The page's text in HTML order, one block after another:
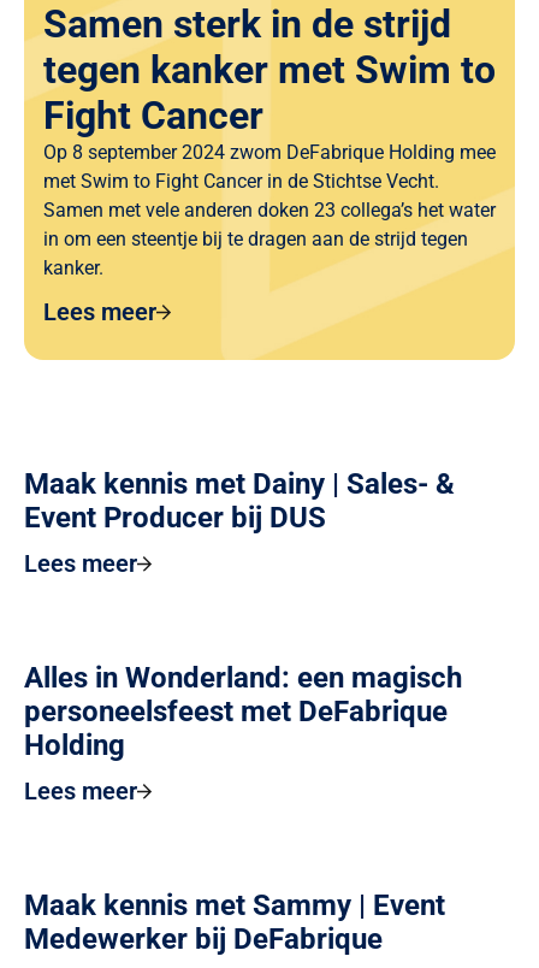
Samen sterk in de strijd
tegen kanker met Swim to
Fight Cancer
Op 8 september 2024 zwom DeFabrique Holding mee
met Swim to Fight Cancer in de Stichtse Vecht.
Samen met vele anderen doken 23 collega’s het water
in om een steentje bij te dragen aan de strijd tegen
kanker.
Lees meer
Maak kennis met Dainy | Sales- &
Event Producer bij DUS
Lees meer
Alles in Wonderland: een magisch
personeelsfeest met DeFabrique
Holding
Lees meer
Maak kennis met Sammy | Event
Medewerker bij DeFabrique